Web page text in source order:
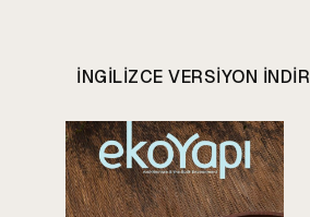
INGILIZCE VERSIYON INDIR